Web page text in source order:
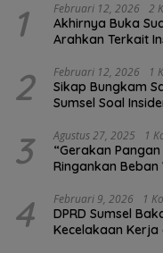
1 Februari 12, 2026 2
Akhirnya Buka
Arahkan Terkait
2 Februari 12, 2026 1
Sikap Bungkam
Sumsel Soal
3 Agustus 27, 2025 1
“Gerakan
Ringankan
4 Februari 9, 2026 1
DPRD Sumsel
Kecelakaan Kerja